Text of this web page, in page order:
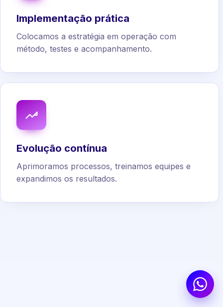
Implementação prática
Colocamos a estratégia em operação com
método, testes e acompanhamento.
Evolução contínua
Aprimoramos processos, treinamos equipes e
expandimos os resultados.